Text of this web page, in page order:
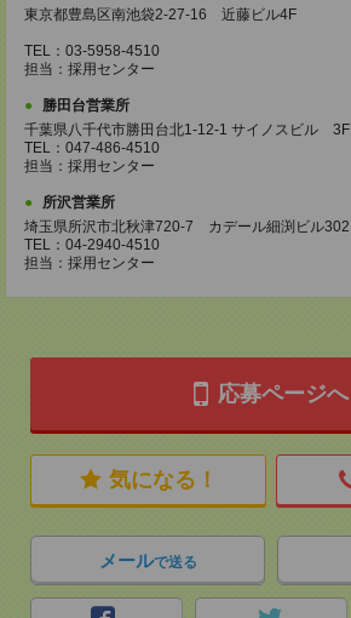
東京都豊島区南池袋2-27-16 近藤ビル4F
TEL：03-5958-4510
担当：採用センター
勝田台営業所
千葉県八千代市勝田台北1-12-1 サイノスビル 3F
TEL：047-486-4510
担当：採用センター
所沢営業所
埼玉県所沢市北秋津720-7 カデール細渕ビル302
TEL：04-2940-4510
担当：採用センター
応募ページへ
気になる！
メールで送る